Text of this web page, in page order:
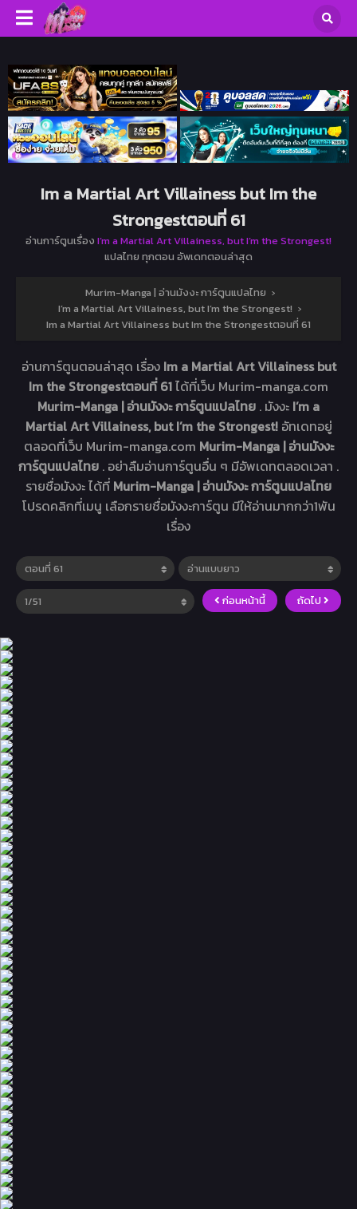
Im a Martial Art Villainess but Im the
Strongestตอนที่ 61
อ่านการ์ตูนเรื่อง I’m a Martial Art Villainess, but I’m the Strongest!
แปลไทย ทุกตอน อัพเดทตอนล่าสุด
Murim-Manga | อ่านมังงะ การ์ตูนแปลไทย ›
I’m a Martial Art Villainess, but I’m the Strongest! ›
Im a Martial Art Villainess but Im the Strongestตอนที่ 61
อ่านการ์ตูนตอนล่าสุด เรื่อง Im a Martial Art Villainess but
Im the Strongestตอนที่ 61ได้ที่เว็บ Murim-manga.com
Murim-Manga | อ่านมังงะ การ์ตูนแปลไทย . มังงะ I’m a
Martial Art Villainess, but I’m the Strongest! อัทเดทอยู่
ตลอดที่เว็บ Murim-manga.com Murim-Manga | อ่านมังงะ
การ์ตูนแปลไทย . อย่าลืมอ่านการ์ตูนอื่น ๆ มีอัพเดทตลอดเวลา .
รายชื่อมังงะ ได้ที่ Murim-Manga | อ่านมังงะ การ์ตูนแปลไทย
โปรดคลิกที่เมนู เลือกรายชื่อมังงะการ์ตูน มีให้อ่านมากกว่า1พัน
เรื่อง
ก่อนหน้านี้ ถัดไป